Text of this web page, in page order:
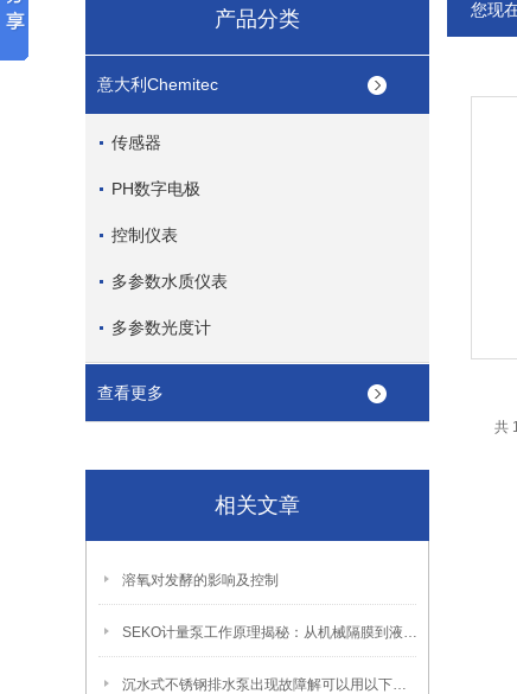
产品分类
意大利Chemitec
传感器
PH数字电极
控制仪表
多参数水质仪表
多参数光度计
查看更多
相关文章
溶氧对发酵的影响及控制
SEKO计量泵工作原理揭秘：从机械隔膜到液压驱动的精准流体输送逻辑
沉水式不锈钢排水泵出现故障解可以用以下方法进行排除
您现
共